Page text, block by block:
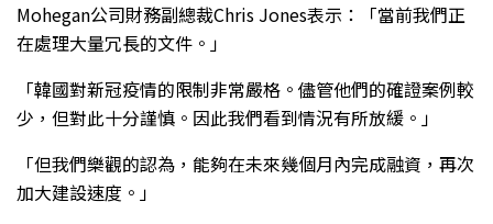
Mohegan公司財務副總裁Chris Jones表示：「當前我們正
在處理大量冗長的文件。」
「韓國對新冠疫情的限制非常嚴格。儘管他們的確證案例較
少，但對此十分謹慎。因此我們看到情況有所放緩。」
「但我們樂觀的認為，能夠在未來幾個月內完成融資，再次
加大建設速度。」